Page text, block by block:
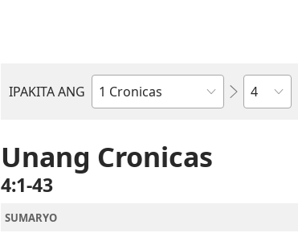
IPAKITA ANG
Basahon
Kapitulo
Unang Cronicas
4:1-43
SUMARYO